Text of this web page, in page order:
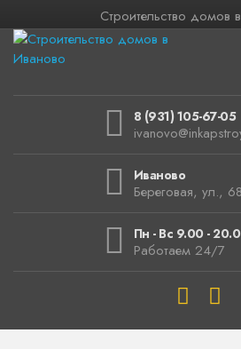
Строительство домов
8 (931) 105-67-05
Иваново
Береговая, ул., 68
Пн - Вс 9.00 -
Работаем 24/7